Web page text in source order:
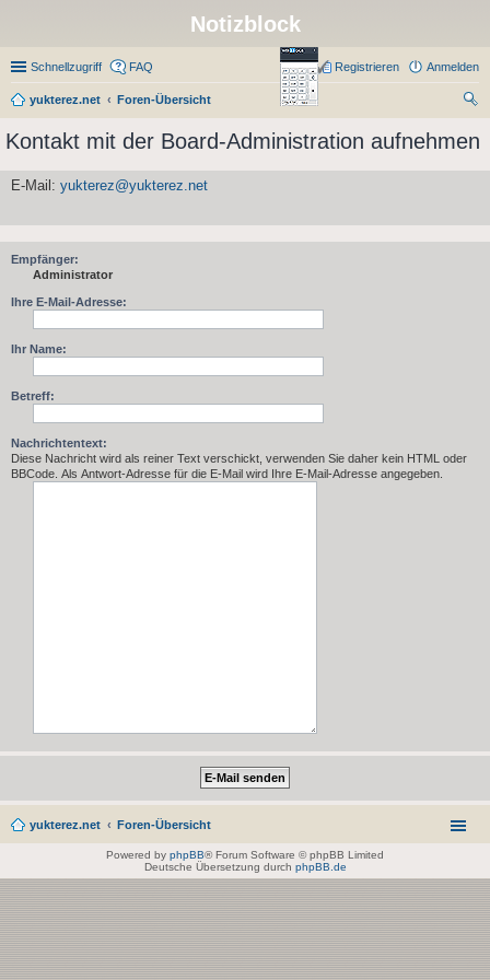
Notizblock
Schnellzugriff FAQ Anmelden
Registrieren
yukterez.net
Foren-Übersicht
he
Kontakt mit der Board-Administration aufnehmen
E-Mail: yukterez@yukterez.net
Empfänger:
Administrator
Ihre E-Mail-Adresse:
Ihr Name:
Betreff:
Nachrichtentext:
Diese Nachricht wird als reiner Text verschickt, verwenden Sie daher kein HTML oder
BBCode. Als Antwort-Adresse für die E-Mail wird Ihre E-Mail-Adresse angegeben.
yukterez.net Foren-Übersicht
Powered by phpBB® Forum Software © phpBB Limited
Deutsche Übersetzung durch phpBB.de